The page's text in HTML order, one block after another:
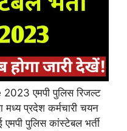
एमपी पुलिस रिजल्ट
प्रदेश कर्मचारी चयन
पुलिस कांस्टेबल भर्ती